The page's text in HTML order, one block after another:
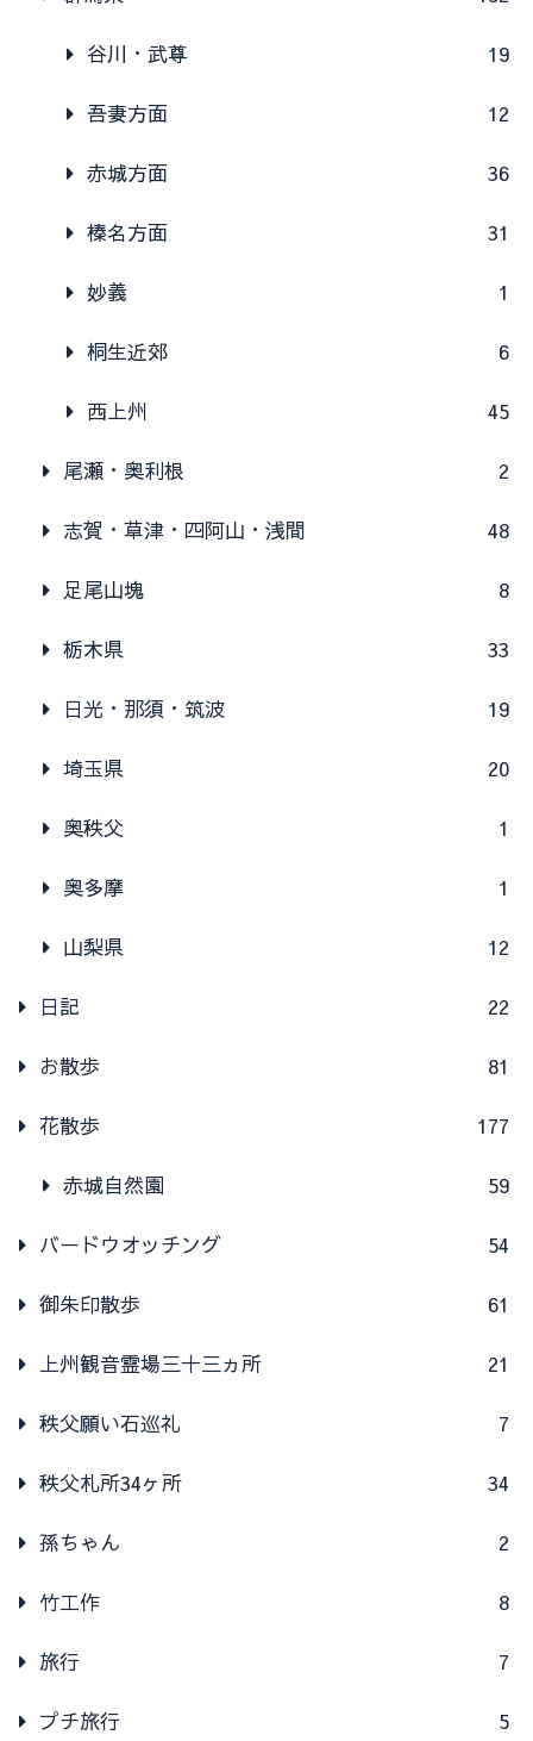
谷川・武尊 19
吾妻方面 12
赤城方面 36
榛名方面 31
妙義 1
桐生近郊 6
西上州 45
尾瀬・奥利根 2
志賀・草津・四阿山・浅間 48
足尾山塊 8
栃木県 33
日光・那須・筑波 19
埼玉県 20
奥秩父 1
奥多摩 1
山梨県 12
日記 22
お散歩 81
花散歩 177
赤城自然園 59
バードウオッチング 54
御朱印散歩 61
上州観音霊場三十三ヵ所 21
秩父願い石巡礼 7
秩父札所34ヶ所 34
孫ちゃん 2
竹工作 8
旅行 7
プチ旅行 5